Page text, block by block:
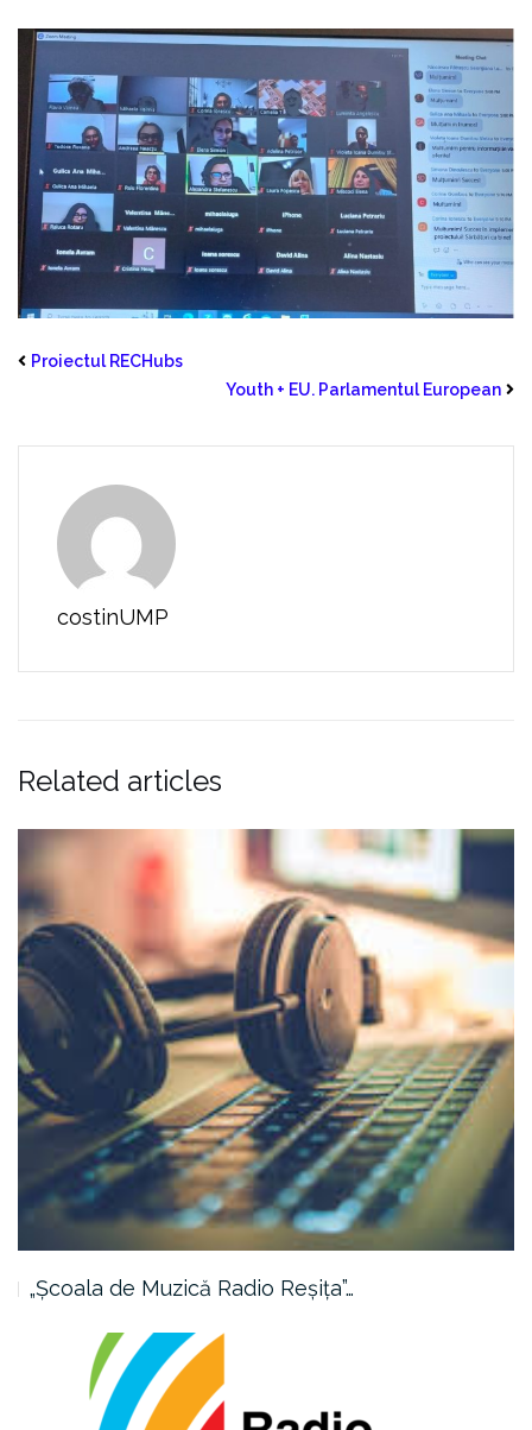
Proiectul RECHubs
Youth + EU. Parlamentul European
costinUMP
Related articles
„Școala de Muzică Radio Reșița”…